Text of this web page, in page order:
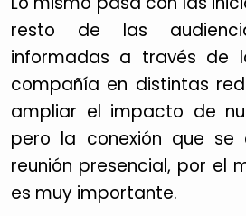
resto de las
informadas a través de
compañía en distintas
ampliar el impacto de
pero la conexión que se
reunión presencial, por el
es muy importante.